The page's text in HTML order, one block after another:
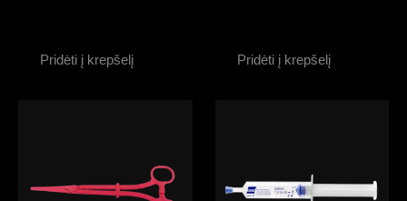
Pridėti į krepšelį Pridėti į krepšelį